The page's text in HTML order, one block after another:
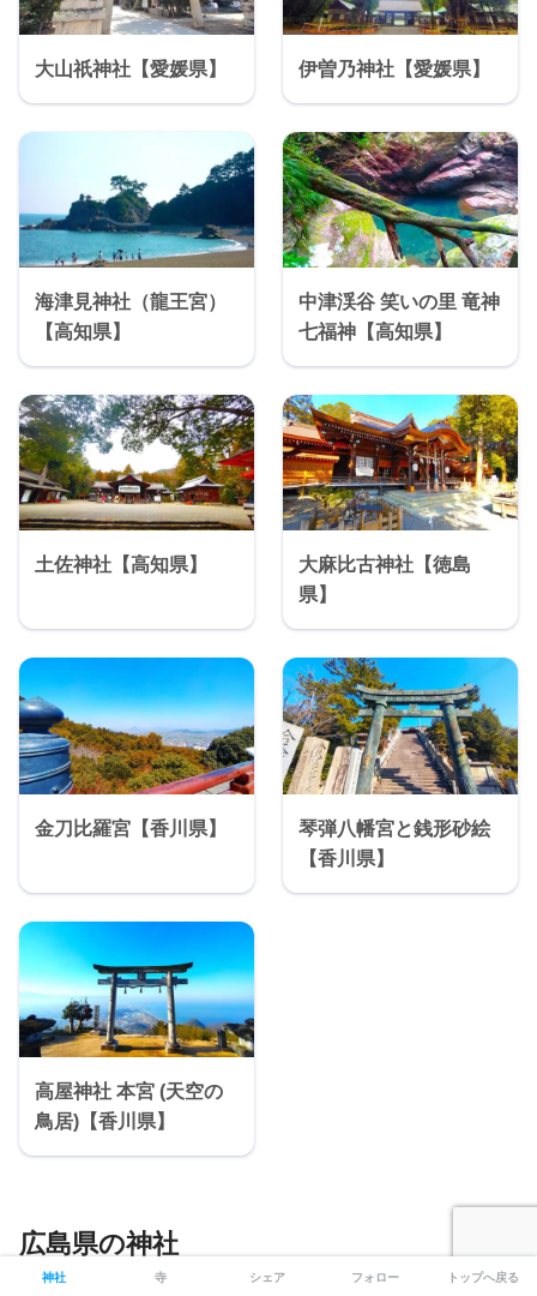
大山祇神社【愛媛県】 伊曽乃神社【愛媛県】
海津見神社（龍王宮）
【高知県】
中津渓谷 笑いの里 竜神
七福神【高知県】
土佐神社【高知県】
大麻比古神社【徳島
県】
金刀比羅宮【香川県】
琴弾八幡宮と銭形砂絵
【香川県】
高屋神社 本宮 (天空の
鳥居)【香川県】
広島県の神社
神社 寺 シェア フォロー トップへ戻る